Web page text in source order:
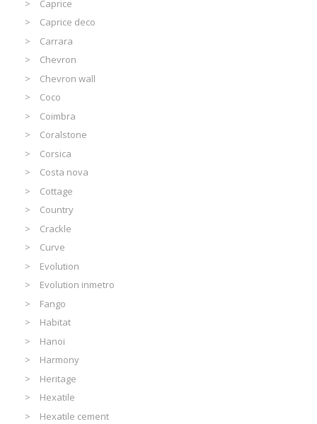
Caprice
Caprice deco
Carrara
Chevron
Chevron wall
Coco
Coimbra
Coralstone
Corsica
Costa nova
Cottage
Country
Crackle
Curve
Evolution
Evolution inmetro
Fango
Habitat
Hanoi
Harmony
Heritage
Hexatile
Hexatile cement